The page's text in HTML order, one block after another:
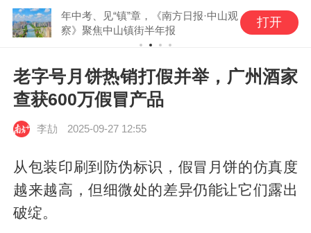
年中考、见“镇”章，《南方日报·中山观
察》聚焦中山镇街半年报
打开
老字号月饼热销打假并举，广州酒家
查获600万假冒产品
李劼 2025-09-27 12:55
从包装印刷到防伪标识，假冒月饼的仿真度
越来越高，但细微处的差异仍能让它们露出
破绽。